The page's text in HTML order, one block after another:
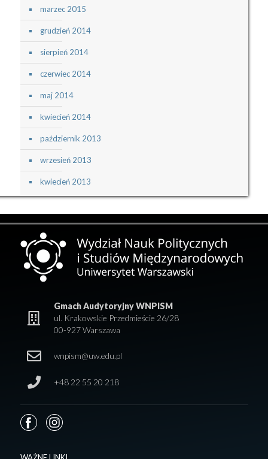
marzec 2015
grudzień 2014
sierpień 2014
czerwiec 2014
maj 2014
kwiecień 2014
październik 2013
wrzesień 2013
kwiecień 2013
Gmach Audytoryjny WNPISM
ul. Krakowskie Przedmieście 26/28
00-927 Warszawa
wnpism@uw.edu.pl
+48 22 55 20 218